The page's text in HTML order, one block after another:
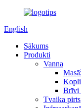
English
Sākums
Produkti
Vanna
Brīvi
Tvaika pirts